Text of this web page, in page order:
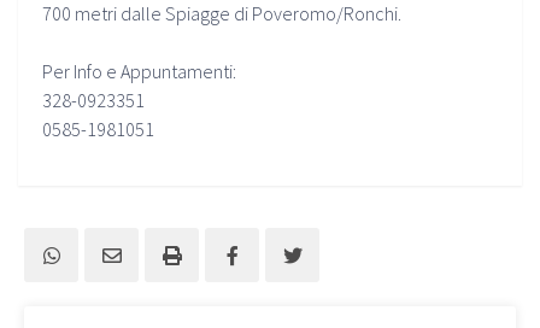
700 metri dalle Spiagge di Poveromo/Ronchi.
Per Info e Appuntamenti:
328-0923351
0585-1981051